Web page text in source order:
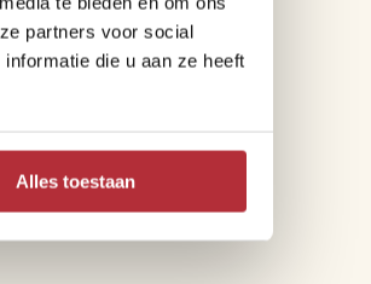
partners voor social
die u aan ze heeft
Alles toestaan